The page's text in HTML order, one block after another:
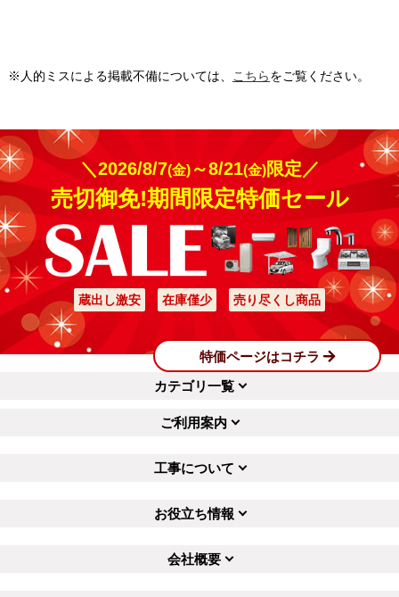
※人的ミスによる掲載不備については、 こちらをご覧ください。
＼2026/8/7(金)～8/21(金)限定／
売切御免!期間限定特価セール
蔵出し激安 在庫僅少 売り尽くし商品
特価ページはコチラ
カテゴリ一覧
ご利用案内
工事について
お役立ち情報
会社概要